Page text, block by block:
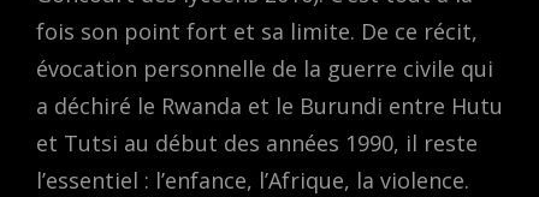
fois son point fort et sa limite. De ce récit,
évocation personnelle de la guerre civile qui
a déchiré le Rwanda et le Burundi entre Hutu
et Tutsi au début des années 1990, il reste
l’essentiel : l’enfance, l’Afrique, la violence.